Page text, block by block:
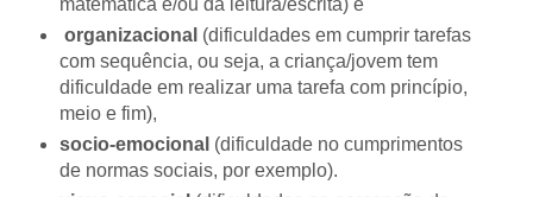
matemática e/ou da leitura/escrita) e
organizacional (dificuldades em cumprir tarefas
com sequência, ou seja, a criança/jovem tem
dificuldade em realizar uma tarefa com princípio,
meio e fim),
socio-emocional (dificuldade no cumprimentos
de normas sociais, por exemplo).